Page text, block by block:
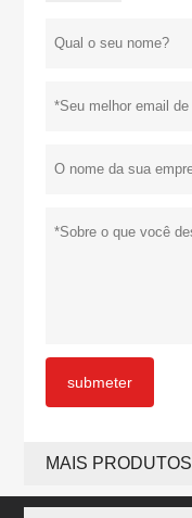
submeter
MAIS PRODUTOS